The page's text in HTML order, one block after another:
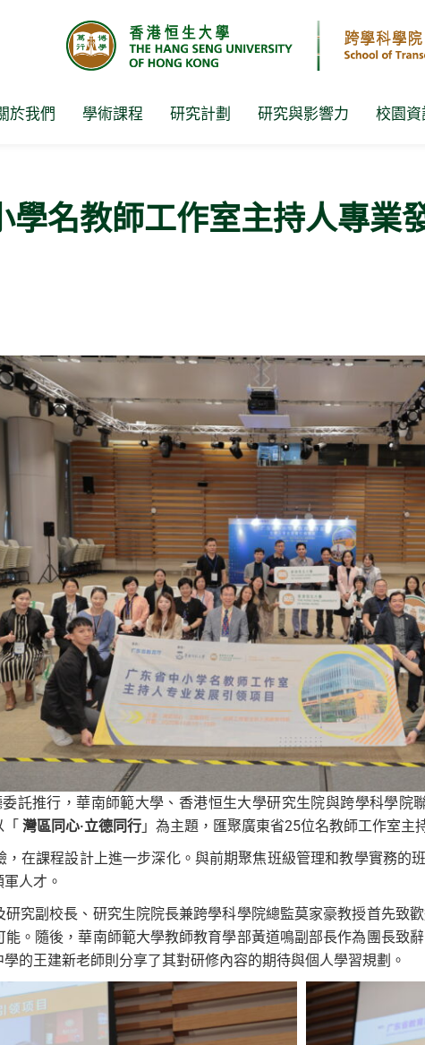
於我們 學術課程 研究計劃 研究與影響力 校園資
學名教師工作室主持人專業
託推行，華南師範大學、香港恒生大學研究生院與跨學科學院
灣區同心·立德同行 」為主題，匯聚廣東省25位名教師工作室主
在課程設計上進一步深化。與前期聚焦班級管理和教學實務的
人才。
究副校長、研究生院院長兼跨學科學院總監莫家豪教授首先致
。隨後，華南師範大學教師教育學部黃道鳴副部長作為團長致
的王建新老師則分享了其對研修內容的期待與個人學習規劃。